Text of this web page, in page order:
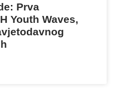
Prva
Youth Waves,